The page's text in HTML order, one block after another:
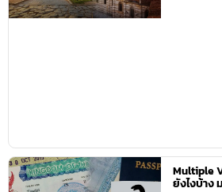
Multiple
ยังไงบ้าง